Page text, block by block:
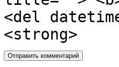
<del
<strong>